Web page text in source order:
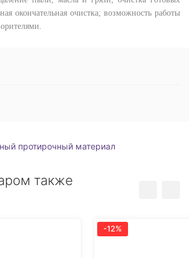
окончательная очистка; возможность работы
протирочный материал
также
-12%